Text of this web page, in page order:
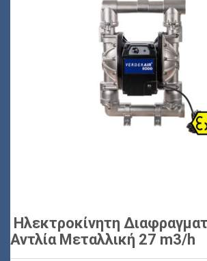
Ηλεκτροκίνητη
Αντλία Μεταλλική 27 m3/h